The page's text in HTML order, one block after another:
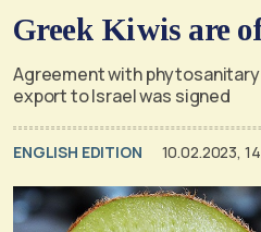
Greek Kiwis are
Agreement with
export to Israel was signed
ENGLISH EDITION 10.02.2023,